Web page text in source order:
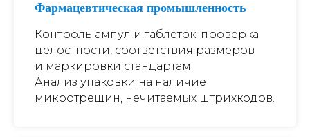
Фармацевтическая промышленность
Контроль ампул и таблеток: проверка
целостности, соответствия размеров
и маркировки стандартам.
Анализ упаковки на наличие
микротрещин, нечитаемых штрихкодов.